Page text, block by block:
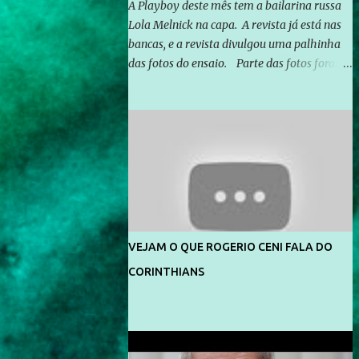
A Playboy deste mês tem a bailarina russa
Lola Melnick na capa. A revista já está nas
bancas, e a revista divulgou uma palhinha
das fotos do ensaio. Parte das fotos foram
divulga capa e primeiras fotos de Lola
Melnick - @aredacao
VEJAM O QUE ROGERIO CENI FALA DO
CORINTHIANS